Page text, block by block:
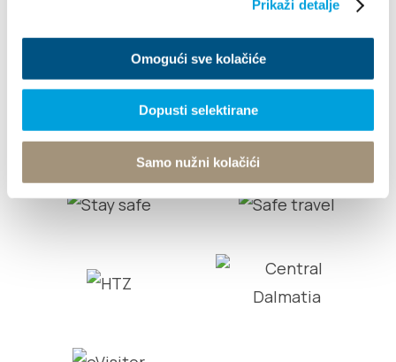
Prikaži detalje
Omogući sve kolačiće
Dopusti selektirane
Samo nužni kolačići
Cookie-Richtlinie Developed by:
Design by:Signed Design